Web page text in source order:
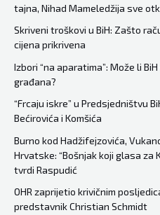
ostvarila
najbolji
rezultat
bh.
skijanja
u
historiji
Svjetskog
kupa
tajna, Nihad Mameledžija sve
Skriveni troškovi u BiH: Zašto
cijena prikrivena
Izbori “na aparatima”: Može li
građana?
“Frcaju iskre” u Predsjedništvu
Bećirovića i Komšića
Burno kod Hadžifejzovića,
Hrvatske: “Bošnjak koji glasa za
tvrdi Raspudić
OHR zaprijetio krivičnim
predstavnik Christian Schmidt